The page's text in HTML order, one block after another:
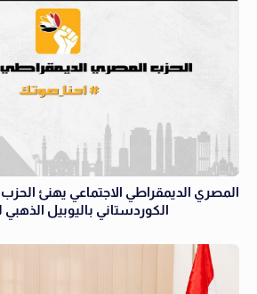
المصري الديمقراطي الاجتماعي يهنئ الحزب
الكوردستاني باليوبيل